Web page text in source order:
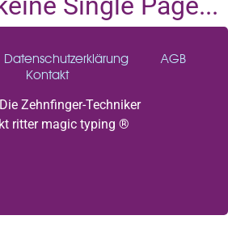
Datenschutzerklärung
AGB
Kontakt
Zehnfinger-Techniker
ritter magic typing ®